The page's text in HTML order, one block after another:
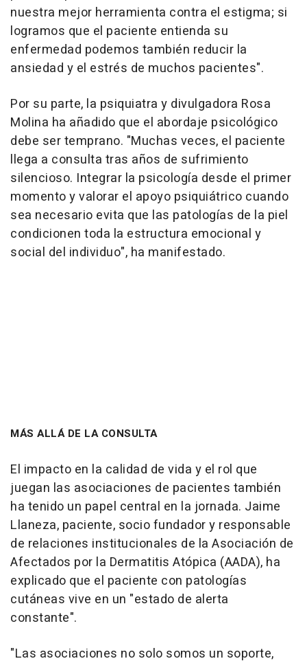
nuestra mejor herramienta contra el estigma; si
logramos que el paciente entienda su
enfermedad podemos también reducir la
ansiedad y el estrés de muchos pacientes".
Por su parte, la psiquiatra y divulgadora Rosa
Molina ha añadido que el abordaje psicológico
debe ser temprano. "Muchas veces, el paciente
llega a consulta tras años de sufrimiento
silencioso. Integrar la psicología desde el primer
momento y valorar el apoyo psiquiátrico cuando
sea necesario evita que las patologías de la piel
condicionen toda la estructura emocional y
social del individuo", ha manifestado.
MÁS ALLÁ DE LA CONSULTA
El impacto en la calidad de vida y el rol que
juegan las asociaciones de pacientes también
ha tenido un papel central en la jornada. Jaime
Llaneza, paciente, socio fundador y responsable
de relaciones institucionales de la Asociación de
Afectados por la Dermatitis Atópica (AADA), ha
explicado que el paciente con patologías
cutáneas vive en un "estado de alerta
constante".
"Las asociaciones no solo somos un soporte,